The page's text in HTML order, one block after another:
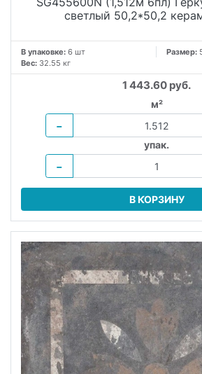
светлый 50,2*50,2
В упаковке: 6 шт Размер:
Вес: 32.55 кг
1 443.60 руб.
м²
−
упак.
−
В КОРЗИНУ